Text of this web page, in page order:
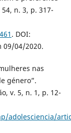
n. 3, p. 317-
. DOI:
09/04/2020.
nas
género”.
v. 5, n. 1, p. 12-
adolesciencia/